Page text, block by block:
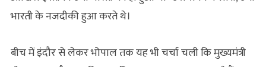
भारती के नजदीकी हुआ करते थे।
बीच में इंदौर से लेकर भोपाल तक यह भी चर्चा चली कि मुख्यमंत्री